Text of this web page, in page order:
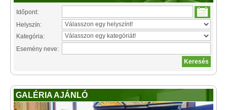
Időpont:
Helyszín:
Kategória:
Esemény neve:
GALÉRIA AJÁNLÓ